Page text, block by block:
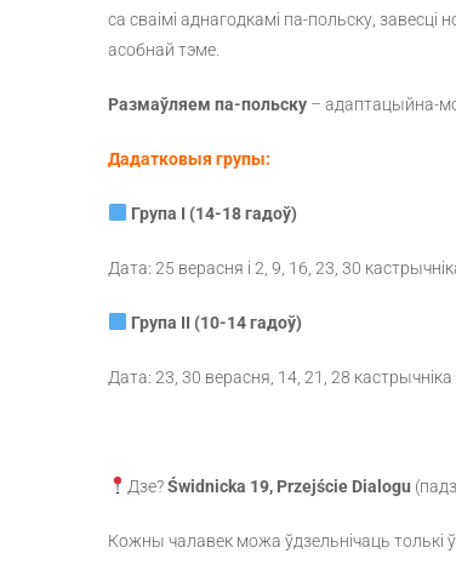
са сваімі аднагодкамі па-польску,
асобнай тэме.
Размаўляем па-польску – адаптацыйна-
Дадатковыя групы:
Група I (14-18 гадоў)
Дата: 25 верасня і 2, 9, 16, 23, 30
Група II (10-14 гадоў)
Дата: 23, 30 верасня, 14, 21, 28
Дзе?Świdnicka 19, Przejście Dialogu
Кожны чалавек можа ўдзельнічаць толькі ў